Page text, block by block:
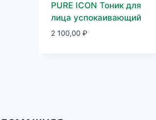
PURE ICON Тоник для
лица успокаивающий
2 100,00 ₽